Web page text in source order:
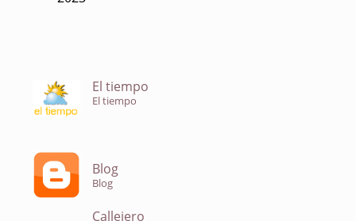
El tiempo
El tiempo
Blog
Blog
Callejero